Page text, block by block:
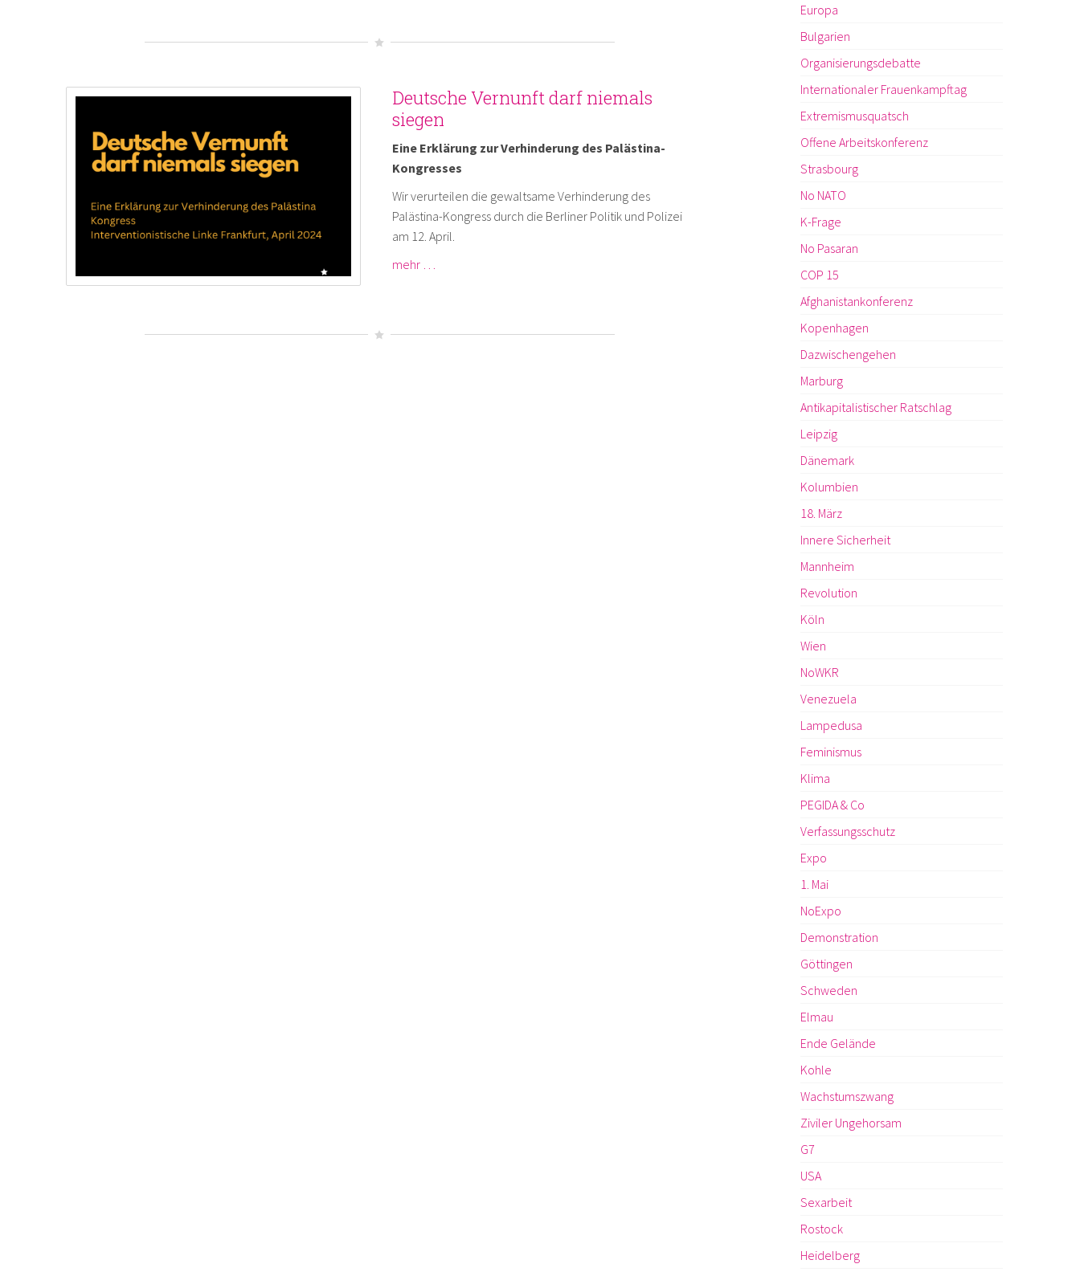
Deutsche Vernunft darf niemals
siegen
Eine Erklärung zur Verhinderung des Palästina-
Kongresses
Wir verurteilen die gewaltsame Verhinderung des
Palästina-Kongress durch die Berliner Politik und Polizei
am 12. April.
mehr …
Europa
Bulgarien
Organisierungsdebatte
Internationaler Frauenkampftag
Extremismusquatsch
Offene Arbeitskonferenz
Strasbourg
No NATO
K-Frage
No Pasaran
COP 15
Afghanistankonferenz
Kopenhagen
Dazwischengehen
Marburg
Antikapitalistischer Ratschlag
Leipzig
Dänemark
Kolumbien
18. März
Innere Sicherheit
Mannheim
Revolution
Köln
Wien
NoWKR
Venezuela
Lampedusa
Feminismus
Klima
PEGIDA & Co
Verfassungsschutz
Expo
1. Mai
NoExpo
Demonstration
Göttingen
Schweden
Elmau
Ende Gelände
Kohle
Wachstumszwang
Ziviler Ungehorsam
G7
USA
Sexarbeit
Rostock
Heidelberg